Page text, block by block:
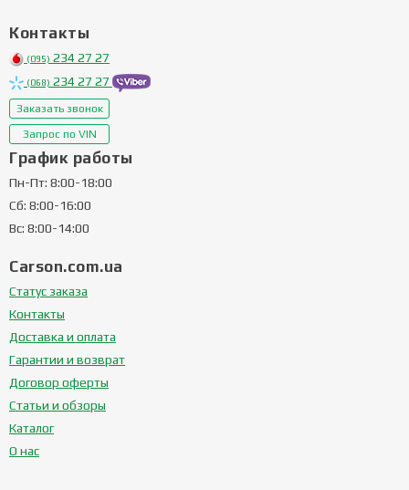
Контакты
(095) 234 27 27
(068) 234 27 27
Заказать звонок
Запрос по VIN
График работы
Пн-Пт: 8:00-18:00
Сб: 8:00-16:00
Вс: 8:00-14:00
Carson.com.ua
Статус заказа
Контакты
Доставка и оплата
Гарантии и возврат
Договор оферты
Статьи и обзоры
Каталог
О нас